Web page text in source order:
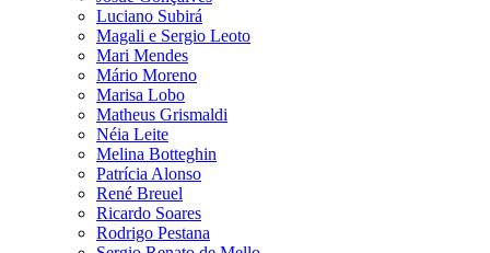
Luciano Subirá
Magali e Sergio Leoto
Mari Mendes
Mário Moreno
Marisa Lobo
Matheus Grismaldi
Néia Leite
Melina Botteghin
Patrícia Alonso
René Breuel
Ricardo Soares
Rodrigo Pestana